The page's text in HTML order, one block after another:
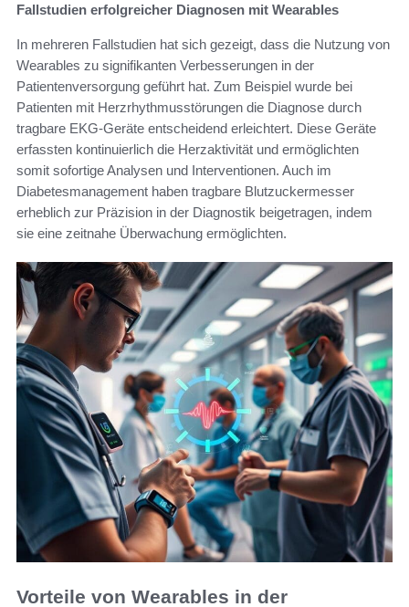
Fallstudien erfolgreicher Diagnosen mit Wearables
In mehreren Fallstudien hat sich gezeigt, dass die Nutzung von
Wearables zu signifikanten Verbesserungen in der
Patientenversorgung geführt hat. Zum Beispiel wurde bei
Patienten mit Herzrhythmusstörungen die Diagnose durch
tragbare EKG-Geräte entscheidend erleichtert. Diese Geräte
erfassten kontinuierlich die Herzaktivität und ermöglichten
somit sofortige Analysen und Interventionen. Auch im
Diabetesmanagement haben tragbare Blutzuckermesser
erheblich zur Präzision in der Diagnostik beigetragen, indem
sie eine zeitnahe Überwachung ermöglichten.
Vorteile von Wearables in der